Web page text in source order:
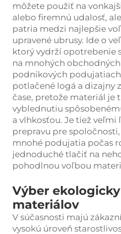
môžete použiť na
alebo firemnú udalosť,
patria medzi najlepšie
upravené ubrusy. Ide o
ktorý vydrží opotrebenie
na mnohých obchodných
podnikových
potlačené logá a dizajny
čase, pretože materiál je
vyblednutiu
a vlhkosťou. Je tiež veľmi
prepravu pre
mnohé podujatia počas
jednoduché tlačiť na
pohodlnou voľbou
Výber
materiálov
V súčasnosti majú
vysokú úroveň